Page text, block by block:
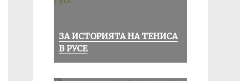
ЗА ИСТОРИЯТА НА ТЕНИСА
В РУСЕ